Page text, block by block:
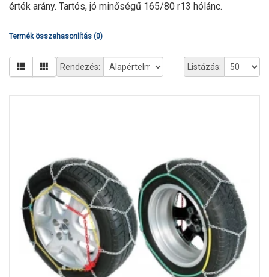
érték arány. Tartós, jó minőségű 165/80 r13 hólánc.
Termék összehasonlítás (0)
Listázás:
Rendezés: